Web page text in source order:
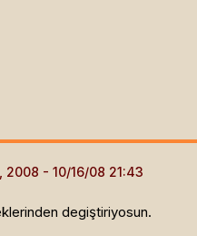
2008
degiştiriyosun.